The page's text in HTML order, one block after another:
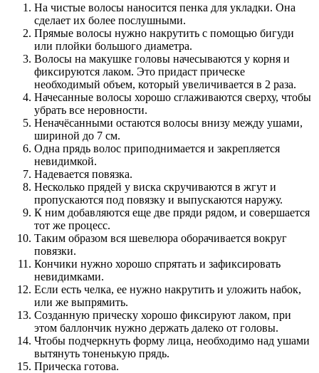
На чистые волосы наносится пенка для укладки. Она
сделает их более послушными.
Прямые волосы нужно накрутить с помощью бигуди
или плойки большого диаметра.
Волосы на макушке головы начесываются у корня и
фиксируются лаком. Это придаст прическе
необходимый объем, который увеличивается в 2 раза.
Начесанные волосы хорошо сглаживаются сверху, чтобы
убрать все неровности.
Неначёсанными остаются волосы внизу между ушами,
шириной до 7 см.
Одна прядь волос приподнимается и закрепляется
невидимкой.
Надевается повязка.
Несколько прядей у виска скручиваются в жгут и
пропускаются под повязку и выпускаются наружу.
К ним добавляются еще две пряди рядом, и совершается
тот же процесс.
Таким образом вся шевелюра оборачивается вокруг
повязки.
Кончики нужно хорошо спрятать и зафиксировать
невидимками.
Если есть челка, ее нужно накрутить и уложить набок,
или же выпрямить.
Созданную прическу хорошо фиксируют лаком, при
этом баллончик нужно держать далеко от головы.
Чтобы подчеркнуть форму лица, необходимо над ушами
вытянуть тоненькую прядь.
Прическа готова.